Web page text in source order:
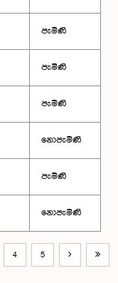
පැමිණි
පැමිණි
පැමිණි
නොපැමිණි
පැමිණි
නොපැමිණි
4 5